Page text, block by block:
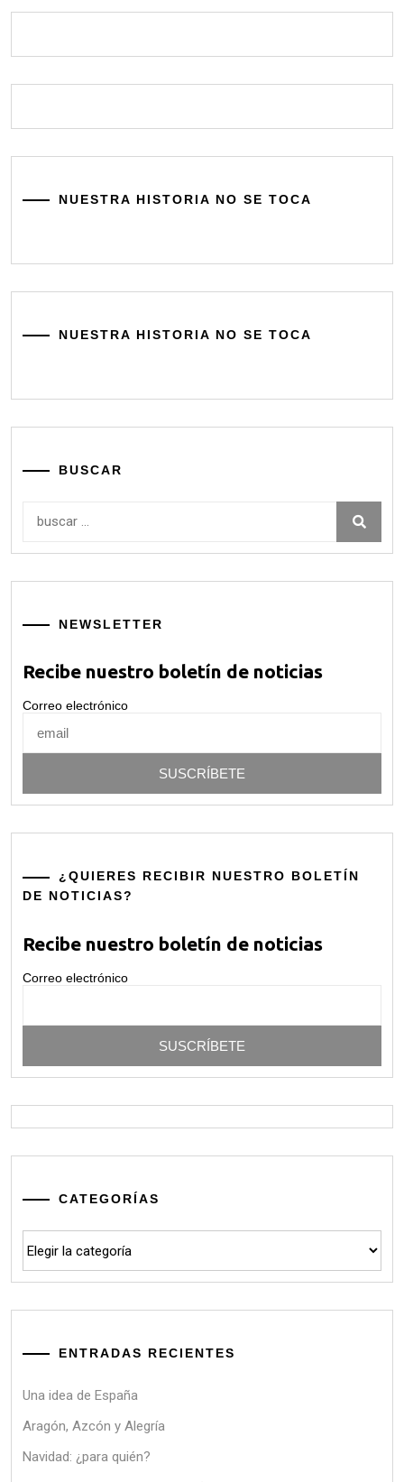
NUESTRA HISTORIA NO SE TOCA
NUESTRA HISTORIA NO SE TOCA
BUSCAR
NEWSLETTER
Recibe nuestro boletín de noticias
Correo electrónico
¿QUIERES RECIBIR NUESTRO BOLETÍN
DE NOTICIAS?
Recibe nuestro boletín de noticias
Correo electrónico
CATEGORÍAS
ENTRADAS RECIENTES
Una idea de España
Aragón, Azcón y Alegría
Navidad: ¿para quién?